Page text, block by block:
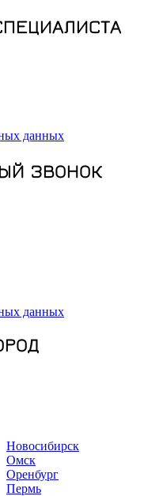
данных
ЗВОНОК
данных
Новосибирск
Омск
Оренбург
Пермь